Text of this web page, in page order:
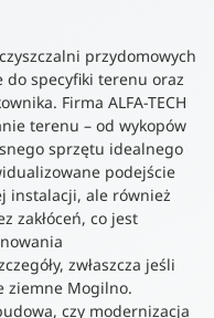
przydomowych
specyfiki terenu oraz
Firma ALFA-TECH
terenu – od wykopów
sprzętu idealnego
podejście
instalacji, ale również
zakłóceń, co jest
zwłaszcza jeśli
ziemne Mogilno.
czy modernizacja